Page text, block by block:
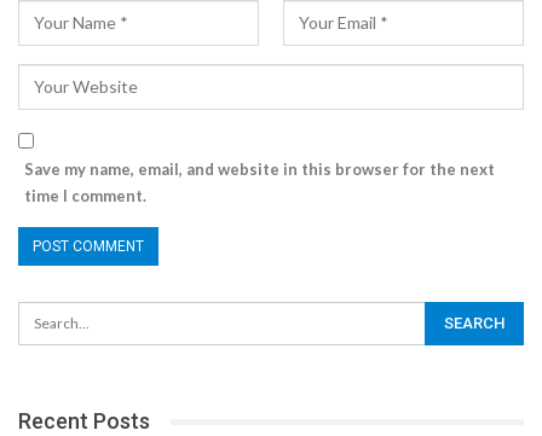
Save my name, email, and website in this browser for the next
time I comment.
Recent Posts